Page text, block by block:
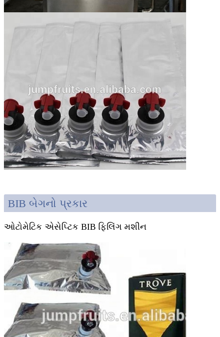
BIB બેગનો પ્રકાર
ઓટોમેટિક એસેપ્ટિક BIB ફિલિંગ મશીન